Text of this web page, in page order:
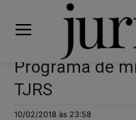
Programa de
TJRS
10/02/2018 às 23:58